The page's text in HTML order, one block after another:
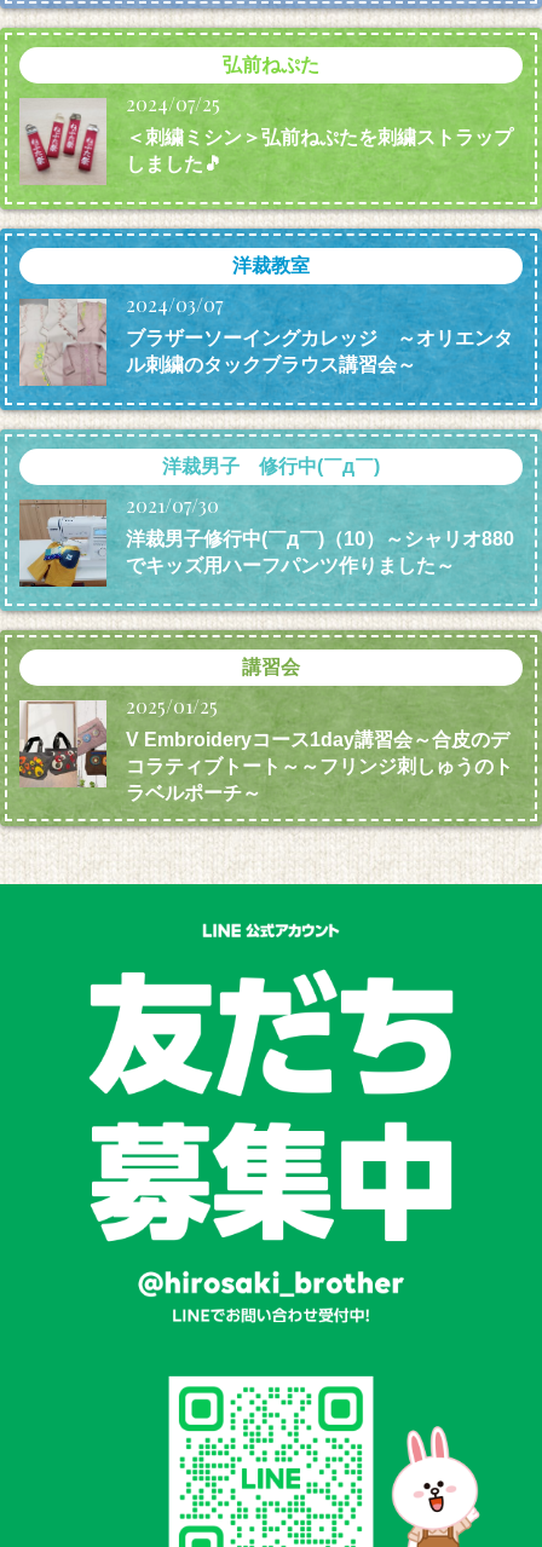
弘前ねぷた
2024/07/25
＜刺繍ミシン＞弘前ねぷたを刺繍ストラップ
しました🎵
洋裁教室
2024/03/07
ブラザーソーイングカレッジ ～オリエンタ
ル刺繍のタックブラウス講習会～
洋裁男子 修行中(￣д￣)
2021/07/30
洋裁男子修行中(￣д￣)（10）～シャリオ880
でキッズ用ハーフパンツ作りました～
講習会
2025/01/25
V Embroideryコース1day講習会～合皮のデ
コラティブトート～～フリンジ刺しゅうのト
ラベルポーチ～